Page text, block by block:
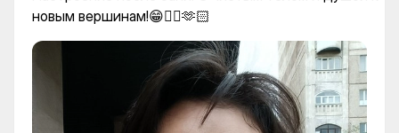
новым вершинам!😁👍🏻🫶🏻